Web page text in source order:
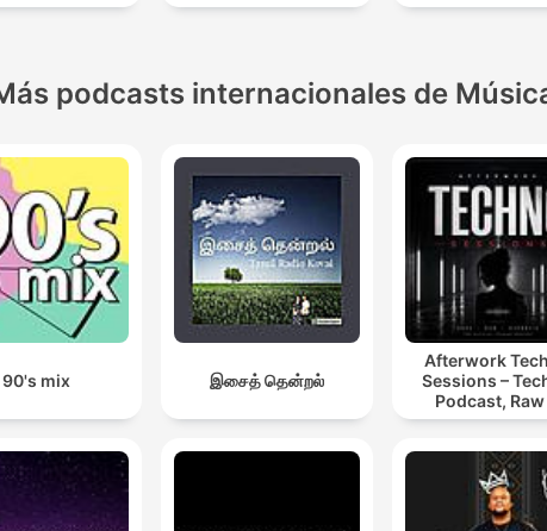
podcasts internacionales de
90's mix இசைத் தென்றல்
Afterwork
Sessions –
Podcast, Raw
Hypnotic